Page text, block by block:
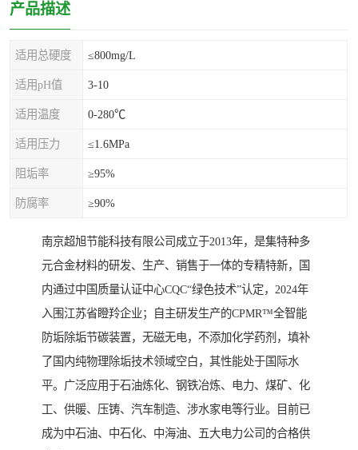
产品描述
适用总硬度 ≤800mg/L
适用pH值 3-10
适用温度 0-280℃
适用压力 ≤1.6MPa
阻垢率 ≥95%
防腐率 ≥90%
南京超旭节能科技有限公司成立于2013年，是集特种多
元合金材料的研发、生产、销售于一体的专精特新，国
内通过中国质量认证中心CQC“绿色技术”认定，2024年
入围江苏省瞪羚企业；自主研发生产的CPMR™全智能
防垢除垢节碳装置，无磁无电，不添加化学药剂，填补
了国内纯物理除垢技术领域空白，其性能处于国际水
平。广泛应用于石油炼化、钢铁冶炼、电力、煤矿、化
工、供暖、压铸、汽车制造、涉水家电等行业。目前已
成为中石油、中石化、中海油、五大电力公司的合格供